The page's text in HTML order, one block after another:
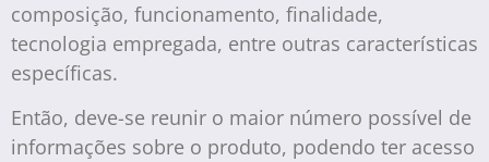
composição, funcionamento, finalidade,
tecnologia empregada, entre outras características
específicas.
Então, deve-se reunir o maior número possível de
informações sobre o produto, podendo ter acesso